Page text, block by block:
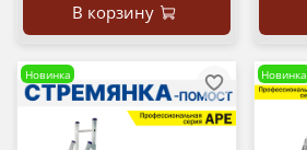
В корзину
Новинка Новинка